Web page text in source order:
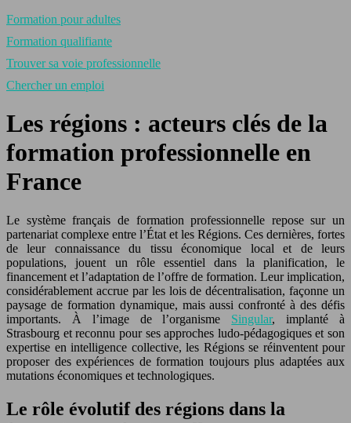
Formation pour adultes
Formation qualifiante
Trouver sa voie professionnelle
Chercher un emploi
Les régions : acteurs clés de la
formation professionnelle en
France
Le système français de formation professionnelle repose sur un
partenariat complexe entre l’État et les Régions. Ces dernières, fortes
de leur connaissance du tissu économique local et de leurs
populations, jouent un rôle essentiel dans la planification, le
financement et l’adaptation de l’offre de formation. Leur implication,
considérablement accrue par les lois de décentralisation, façonne un
paysage de formation dynamique, mais aussi confronté à des défis
importants. À l’image de l’organisme Singular, implanté à
Strasbourg et reconnu pour ses approches ludo‑pédagogiques et son
expertise en intelligence collective, les Régions se réinventent pour
proposer des expériences de formation toujours plus adaptées aux
mutations économiques et technologiques.
Le rôle évolutif des régions dans la